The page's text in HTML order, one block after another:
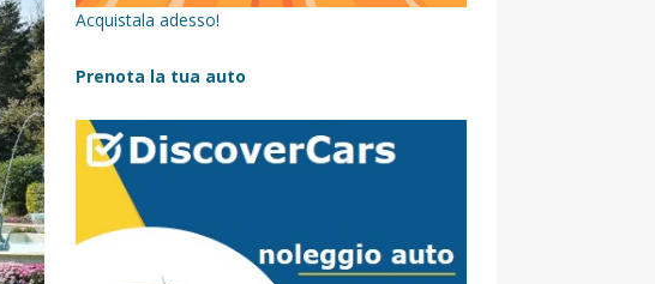
Acquistala adesso!
Prenota la tua auto